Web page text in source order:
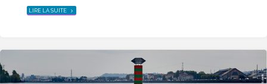
LIRE LA SUITE"ACTUALITÉ
PHOTO
–
ROCKS !"